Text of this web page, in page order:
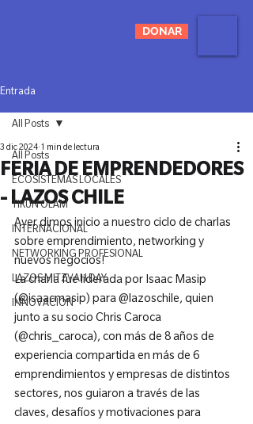
DONAR
Entrada
All Posts
ECOSISTEMAS LOCALES
TIKUN OLAM
INTERNACIONAL
NETWORKING PROFESIONAL
LAZOS MITZVAH DAY
INNOVACIÓN
All Posts
FERIA DE EMPRENDEDORES
- LAZOS CHILE
3 dic 2024 1 min de lectura
Ayer dimos inicio a nuestro ciclo de charlas
sobre emprendimiento, networking y
nuevos negocios!
La charla fue liderada por Isaac Masip
(@isaacmasip) para @lazoschile, quien
junto a su socio Chris Caroca
(@chris_caroca), con más de 8 años de
experiencia compartida en más de 6
emprendimientos y empresas de distintos
sectores, nos guiaron a través de las
claves, desafíos y motivaciones para